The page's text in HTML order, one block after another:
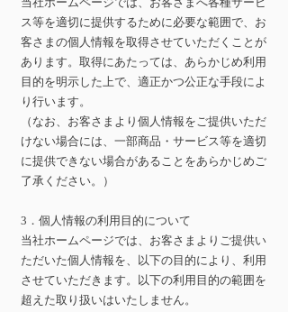
ス等を適切に提供するために必要な範囲で、お
客さまの個人情報を取得させていただくことが
あります。取得にあたっては、あらかじめ利用
目的を明示した上で、適正かつ公正な手段によ
り行います。
（なお、お客さまより個人情報をご提供いただ
けない場合には、一部商品・サービス等を適切
に提供できない場合があることをあらかじめご
了承ください。）
3．個人情報の利用目的について
当社ホームページでは、お客さまよりご提供い
ただいた個人情報を、以下の目的により、利用
させていただきます。以下の利用目的の範囲を
超えた取り扱いはいたしません。